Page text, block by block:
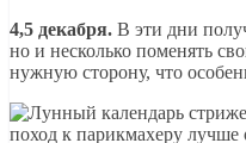
4,5 декабря. В эти дни
но и несколько поменять
нужную сторону, что